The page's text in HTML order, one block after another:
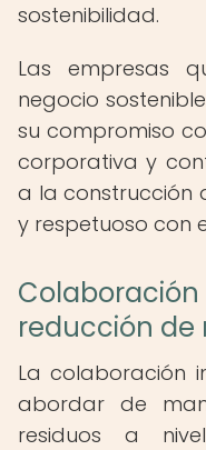
sostenibilidad.
Las empresas
negocio
su compromiso
corporativa y
a la construcción
y respetuoso con
reducción de
La colaboración
abordar de
residuos a